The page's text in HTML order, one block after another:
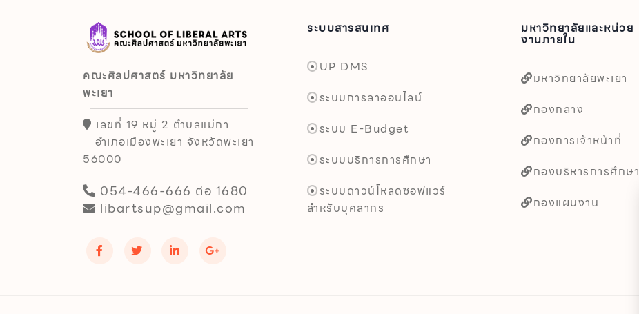
คณะศิลปศาสตร์ มหาวิทยาลัย
พะเยา
เลขที่ 19 หมู่ 2 ตำบลแม่กา
อำเภอเมืองพะเยา จังหวัดพะเยา
56000
054-466-666 ต่อ 1680
libartsup@gmail.com
ระบบสารสนเทศ
UP DMS
ระบบการลาออนไลน์
ระบบ E-Budget
ระบบบริการการศึกษา
ระบบดาวน์โหลดซอฟแวร์
สำหรับบุคลากร
มหาวิทยาลัยและหน่วย
งานภายใน
มหาวิทยาลัยพะเยา
กองกลาง
กองการเจ้าหน้าที่
กองบริหารการศึกษา
กองแผนงาน